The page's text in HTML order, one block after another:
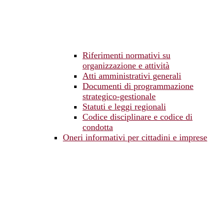
Riferimenti normativi su
organizzazione e attività
Atti amministrativi generali
Documenti di programmazione
strategico-gestionale
Statuti e leggi regionali
Codice disciplinare e codice di
condotta
Oneri informativi per cittadini e imprese